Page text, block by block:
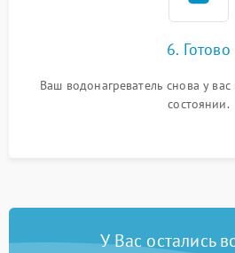
6. Готово
Ваш водонагреватель снова у
состоянии.
У Вас остались